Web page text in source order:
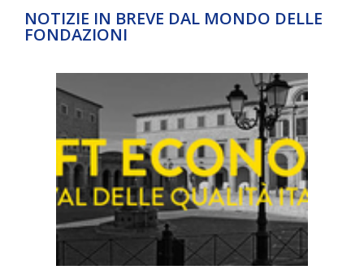
NOTIZIE IN BREVE DAL MONDO DELLE
FONDAZIONI